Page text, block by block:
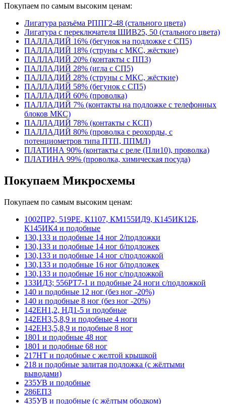
Покупаем по самым высоким ценам:
Лигатура разъёма РППГ2-48 (стального цвета)
Лигатура с переключателя ШИВ25, 50 (стального цвета)
ПАЛЛАДИЙ 16% (бегунок на подложке с СП5)
ПАЛЛАДИЙ 18% (струны с МКС, жёсткие)
ПАЛЛАДИЙ 20% (контакты с ПП3)
ПАЛЛАДИЙ 28% (игла с СП5)
ПАЛЛАДИЙ 28% (струны с МКС, жёсткие)
ПАЛЛАДИЙ 58% (бегунок с СП5)
ПАЛЛАДИЙ 60% (проволка)
ПАЛЛАДИЙ 7% (контакты на подложке с телефонных
блоков МКС)
ПАЛЛАДИЙ 78% (контакты с КСП)
ПАЛЛАДИЙ 80% (проволка с реохорды, с
потенциометров типа ПТП, ППМЛ)
ПЛАТИНА 90% (контакты с реле (Пли10), проволка)
ПЛАТИНА 99% (проволка, химическая посуда)
Покупаем Микросхемы
Покупаем по самым высоким ценам:
1002ПР2, 519РЕ, К1107, КМ155ИД9, К145ИК12Б,
К145ИК4 и подобные
130,133 и подобные 14 ног 2/подложки
130,133 и подобные 14 ног б/подложек
130,133 и подобные 14 ног с/подложкой
130,133 и подобные 16 ног б/подложек
130,133 и подобные 16 ног с/подложкой
133ИД3; 556РТ7-1 и подобные 24 ноги с/подложкой
140 и подобные 12 ног (без ног -20%)
140 и подобные 8 ног (без ног -20%)
142ЕН1,2, НД1-5 и подобные
142ЕН3,5,8,9 и подобные 4 ноги
142ЕН3,5,8,9 и подобные 8 ног
1801 и подобные 48 ног
1801 и подобные 68 ног
217НТ и подобные с желтой крышкой
218 и подобные залитая подложка (с жёлтыми
выводами)
235УВ и подобные
286ЕП3
435УВ и подобные (с жёлтым ободком)